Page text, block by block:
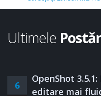
Ultimele
6
OpenShot
editare mai